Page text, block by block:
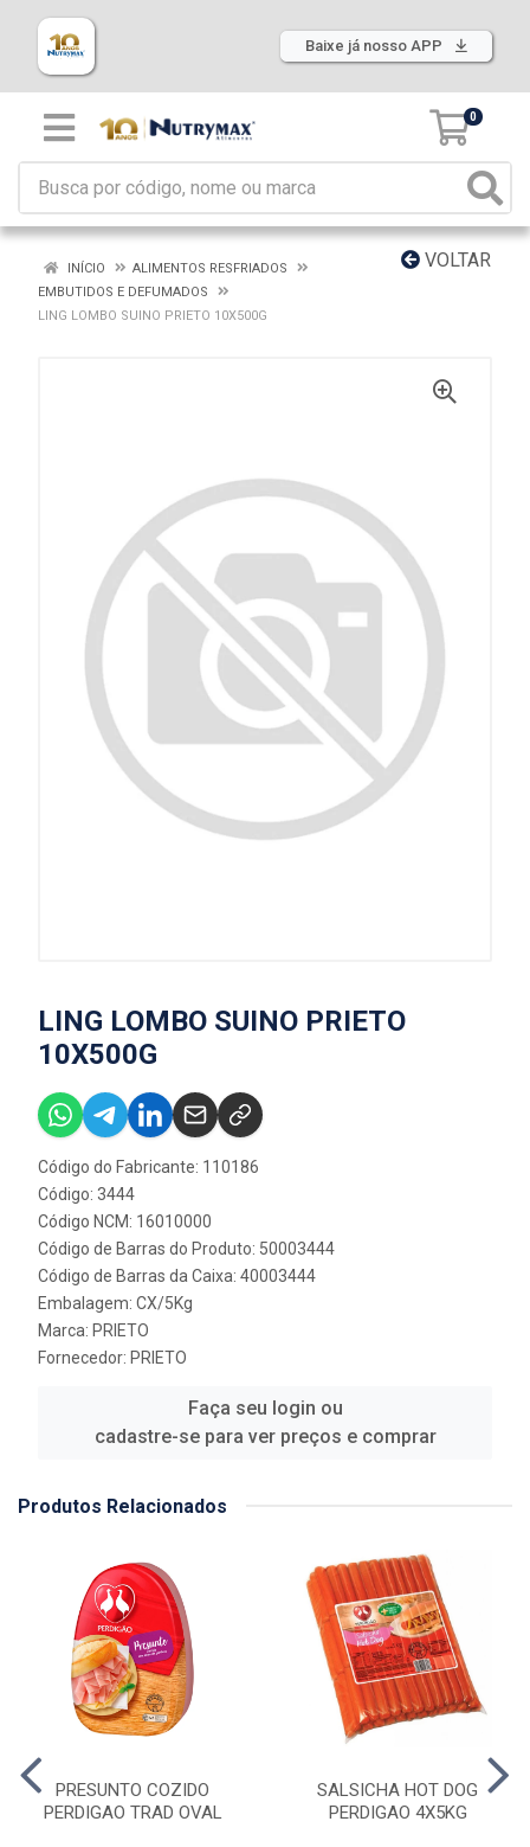
Baixe já nosso APP
0
VOLTAR
INÍCIO
ALIMENTOS RESFRIADOS
EMBUTIDOS E DEFUMADOS
LING LOMBO SUINO PRIETO 10X500G
LING LOMBO SUINO PRIETO
10X500G
Código do Fabricante: 110186
Código: 3444
Código NCM: 16010000
Código de Barras do Produto: 50003444
Código de Barras da Caixa: 40003444
Embalagem: CX/5Kg
Marca: PRIETO
Fornecedor: PRIETO
Faça seu login ou
cadastre-se para ver preços e comprar
Produtos Relacionados
PRESUNTO COZIDO
PERDIGAO TRAD OVAL
SALSICHA HOT DOG
PERDIGAO 4X5KG